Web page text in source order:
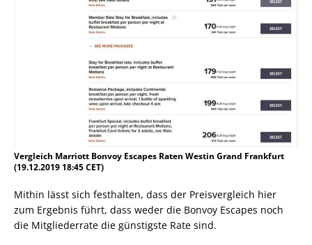
Vergleich Marriott Bonvoy Escapes Raten Westin Grand Frankfurt
(19.12.2019 18:45 CET)
Mithin lässt sich festhalten, dass der Preisvergleich hier
zum Ergebnis führt, dass weder die Bonvoy Escapes noch
die Mitgliederrate die günstigste Rate sind.